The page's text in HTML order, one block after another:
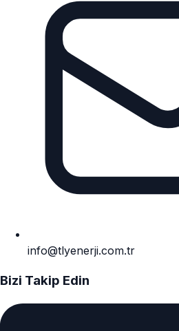
info@tlyenerji.com.tr
Bizi Takip Edin